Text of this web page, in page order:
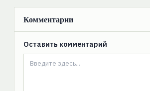
Комментарии
Оставить комментарий